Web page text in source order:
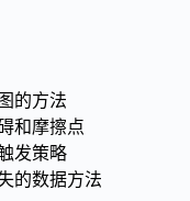
的方法
和摩擦点
发策略
的数据方法